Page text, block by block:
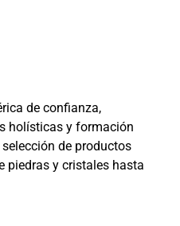
de confianza,
holísticas y formación
de productos
piedras y cristales hasta